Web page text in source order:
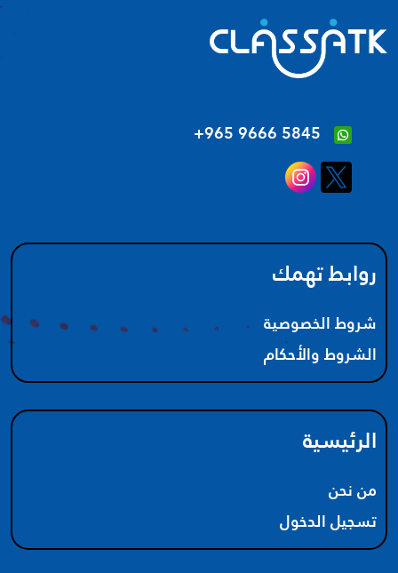
‪+965 9666 5845‬
روابط تهمك
شروط الخصوصية
الشروط والأحكام
الرئيسية
من نحن
تسجيل الدخول